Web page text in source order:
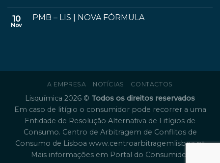
10
Nov
PMB – LIS | NOVA FÓRMULA
A EMPRESA NOTÍCIAS CONTACTOS
Lisquímica 2026 © Todos os direitos reservados
Em caso de litígio o consumidor pode recorrer a uma
Entidade de Resolução Alternativa de Litígios de
Consumo. Centro de Arbitragem de Conflitos de
Consumo de Lisboa www.centroarbitragemlisboa.pt
Mais informações em Portal do Consumidor